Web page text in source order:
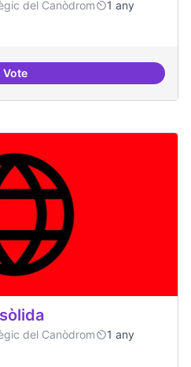
del Canòdrom
1 any
VoteBar obert, que sigui punt de
del Canòdrom
1 any